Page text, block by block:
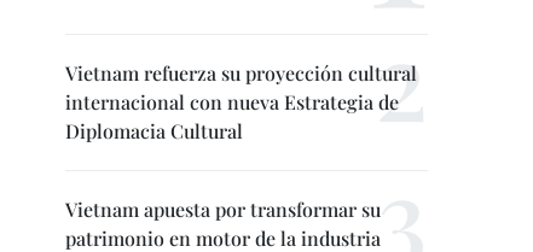
Vietnam refuerza su proyección cultural
internacional con nueva Estrategia de
Diplomacia Cultural
Vietnam apuesta por transformar su
patrimonio en motor de la industria